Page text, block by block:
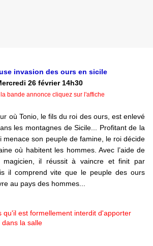
invasion des ours en sicile
26 février 14h30
bande annonce cliquez sur l'affiche
où Tonio, le fils du roi des ours, est enlevé
les montagnes de Sicile... Profitant de la
menace son peuple de famine, le roi décide
où habitent les hommes. Avec l’aide de
magicien, il réussit à vaincre et finit par
il comprend vite que le peuple des ours
au pays des hommes...
qu'il est formellement interdit d'apporter
la salle